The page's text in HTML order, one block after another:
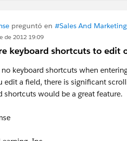
preguntó en #Sales And Marketing
de 2012 19:09
keyboard shortcuts to edit
no keyboard shortcuts when
edit a field, there is significant
shortcuts would be a great feature.